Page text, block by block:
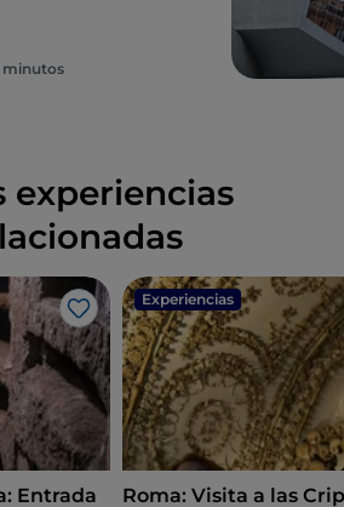
minutos
experiencias
Me gusta
Entrada
Experiencias
Roma: Visita a las